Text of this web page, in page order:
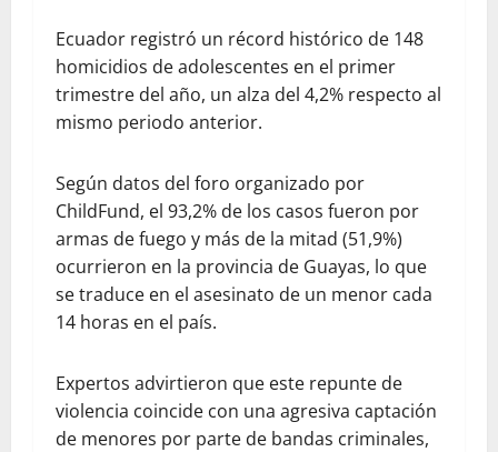
Ecuador registró un récord histórico de 148
homicidios de adolescentes en el primer
trimestre del año, un alza del 4,2% respecto al
mismo periodo anterior.
Según datos del foro organizado por
ChildFund, el 93,2% de los casos fueron por
armas de fuego y más de la mitad (51,9%)
ocurrieron en la provincia de Guayas, lo que
se traduce en el asesinato de un menor cada
14 horas en el país.
Expertos advirtieron que este repunte de
violencia coincide con una agresiva captación
de menores por parte de bandas criminales,